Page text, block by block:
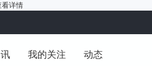
看详情
我的关注 动态